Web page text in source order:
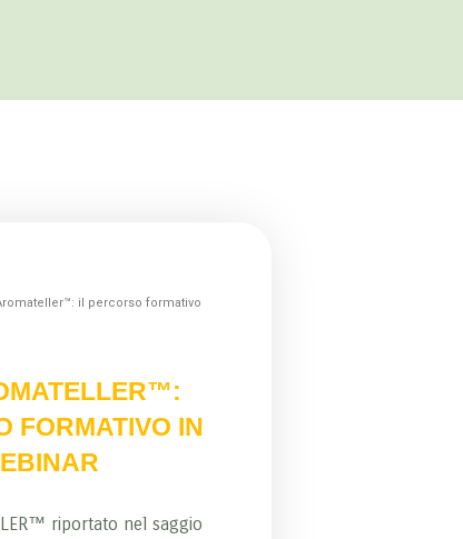
il percorso formativo
FORMATIVO IN
riportato nel saggio